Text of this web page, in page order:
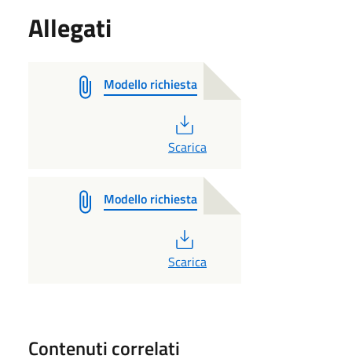
Allegati
Modello richiesta
Scarica
Modello richiesta
Scarica
Contenuti correlati